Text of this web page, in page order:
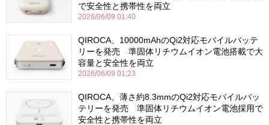
で安全性と携帯性を両立
2026/06/09 01:40
QIROCA、10000mAhのQi2対応モバイルバッテ
リーを発売 準固体リチウムイオン電池搭載で大
容量と安全性を両立
2026/06/09 01:23
QIROCA、薄さ約8.3mmのQi2対応モバイルバッ
テリーを発売 準固体リチウムイオン電池採用で
安全性と携帯性を両立